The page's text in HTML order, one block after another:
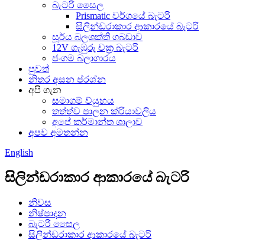
බැටරි සෛල
Prismatic වර්ගයේ බැටරි
සිලින්ඩරාකාර ආකාරයේ බැටරි
සූර්ය බලශක්ති ගබඩාව
12V ගැඹුරු චක්‍ර බැටරි
ජංගම බලාගාරය
පුවත්
නිතර අසන ප්රශ්න
අපි ගැන
සමාගම් ව්යුහය
තත්ත්ව පාලන ක්රියාවලිය
අපේ කර්මාන්ත ශාලාව
අපව අමතන්න
English
සිලින්ඩරාකාර ආකාරයේ බැටරි
නිවස
නිෂ්පාදන
බැටරි සෛල
සිලින්ඩරාකාර ආකාරයේ බැටරි